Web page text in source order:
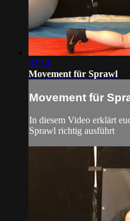
02:14
Movement für Sprawl
Movement für
In diesem Video erklärt
Sprawl richtig ausführt